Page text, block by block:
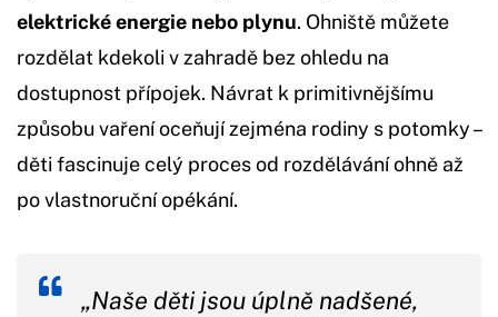
elektrické energie nebo plynu. Ohniště můžete
rozdělat kdekoli v zahradě bez ohledu na
dostupnost přípojek. Návrat k primitivnějšímu
způsobu vaření oceňují zejména rodiny s potomky –
děti fascinuje celý proces od rozdělávání ohně až
po vlastnoruční opékání.
„Naše děti jsou úplně nadšené,